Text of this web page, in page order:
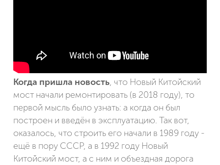
Когда пришла новость, что Новый Китойский
мост начали ремонтировать (в 2018 году), то
первой мысль было узнать: а когда он был
построен и введён в эксплуатацию. Так вот,
оказалось, что строить его начали в 1989 году -
ещё в пору СССР, а в 1992 году Новый
Китойский мост, а с ним и объездная дорога